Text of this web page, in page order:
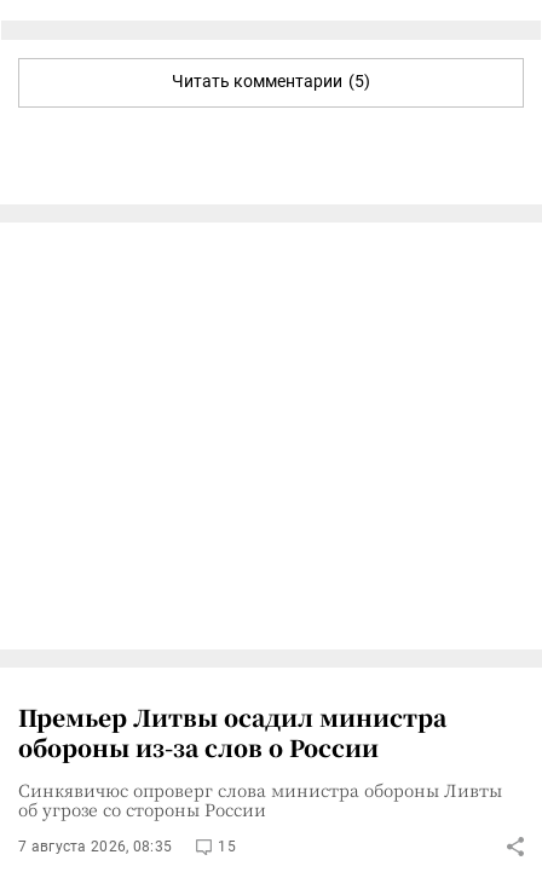
Читать комментарии (5)
Премьер Литвы осадил министра
обороны из-за слов о России
Синкявичюс опроверг слова министра обороны Ливты
об угрозе со стороны России
7 августа 2026, 08:35 15